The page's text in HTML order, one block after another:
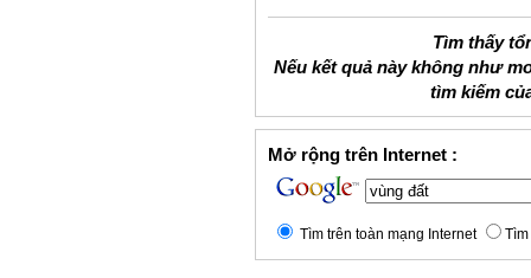
Tìm thấy
Nếu kết quả này không như
tìm kiếm
Mở rộng trên Internet :
Tìm trên toàn mạng Internet